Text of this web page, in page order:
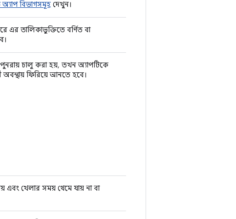
অ্যাপ বিভাগসমূহ দেখুন।
এর তালিকাভুক্তিতে বর্ণিত বা
পুনরায় চালু করা হয়, তখন অ্যাপটিকে
অবস্থায় ফিরিয়ে আনতে হবে।
এবং খেলার সময় থেমে যায় না বা